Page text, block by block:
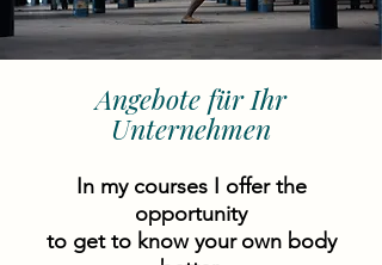
Angebote für Ihr
Unternehmen
In my courses I offer the
opportunity
to get to know your own body